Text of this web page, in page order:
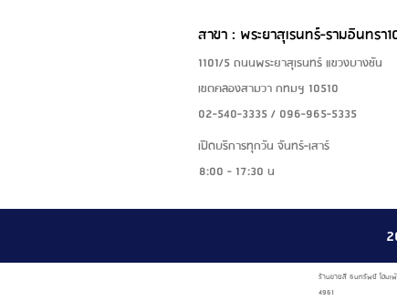
สาขา : พระยาสุเรนทร์-รามอินทรา
1101/5 ถนนพระยาสุเรนทร์ แขวงบางชัน
เขตคลองสามวา กทมฯ 10510
02-540-3335 / 096-965-5335
เปิดบริการทุกวัน จันทร์-เสาร์
8:00 - 17:30 น
ร้านขายสี ธนทรัพย์ โฮมเ
4961